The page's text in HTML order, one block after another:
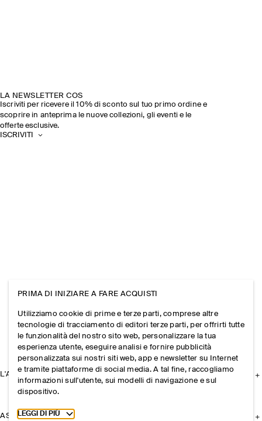
LA NEWSLETTER COS
Iscriviti per ricevere il 10% di sconto sul tuo primo ordine e
scoprire in anteprima le nuove collezioni, gli eventi e le
offerte esclusive.
ISCRIVITI
L'AZIENDA
ASSISTENZA
PRIMA DI INIZIARE A FARE ACQUISTI
Utilizziamo cookie di prime e terze parti, comprese altre
tecnologie di tracciamento di editori terze parti, per offrirti tutte
le funzionalità del nostro sito web, personalizzare la tua
esperienza utente, eseguire analisi e fornire pubblicità
personalizzata sui nostri siti web, app e newsletter su Internet
e tramite piattaforme di social media. A tal fine, raccogliamo
informazioni sull'utente, sui modelli di navigazione e sul
dispositivo.
Toggle more cookie information
LEGGI DI PIÙ